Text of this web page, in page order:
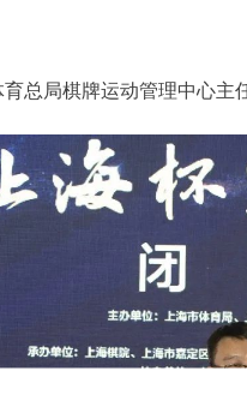
育总局棋牌运动管理中心主